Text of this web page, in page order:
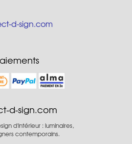
d-sign.com
d-sign.com
d'intérieur : luminaires,
contemporains.